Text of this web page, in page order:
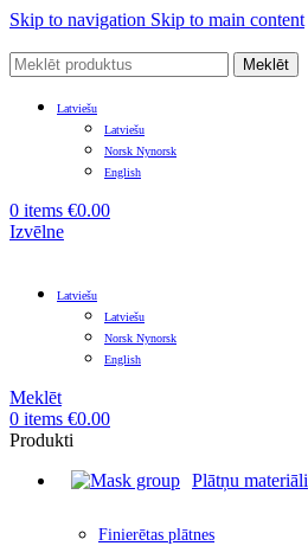
Skip to navigation Skip to main content
Meklēt
Latviešu
Latviešu
Norsk Nynorsk
English
0 items €0.00
Izvēlne
Latviešu
Latviešu
Norsk Nynorsk
English
Meklēt
0 items €0.00
Produkti
Plātņu materiāli
Finierētas plātnes